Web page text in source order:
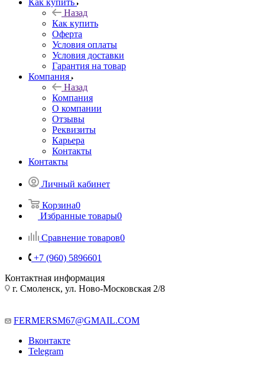
Как купить
Назад
Как купить
Оферта
Условия оплаты
Условия доставки
Гарантия на товар
Компания
Назад
Компания
О компании
Отзывы
Реквизиты
Карьера
Контакты
Контакты
Личный кабинет
Корзина0
Избранные товары0
Сравнение товаров0
+7 (960) 5896601
Контактная информация
г. Смоленск, ул. Ново-Московская 2/8
FERMERSM67@GMAIL.COM
Вконтакте
Telegram